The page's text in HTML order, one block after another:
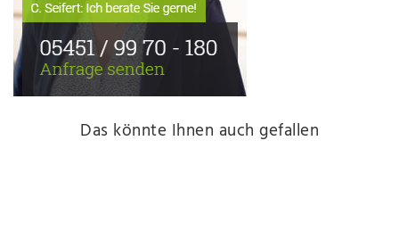
Das könnte Ihnen auch gefallen